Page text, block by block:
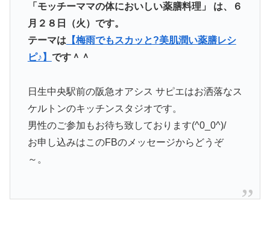
「モッチーママの体においしい薬膳料理」 は、６
月２８日（火）です。
テーマは 【梅雨でもスカッと?美肌潤い薬膳レシ
ピ♪】 です＾＾
日生中央駅前の阪急オアシス サピエはお洒落なス
ケルトンのキッチンスタジオです。
男性のご参加もお待ち致しております(^0_0^)/
お申し込みはこのFBのメッセージからどうぞ
～。